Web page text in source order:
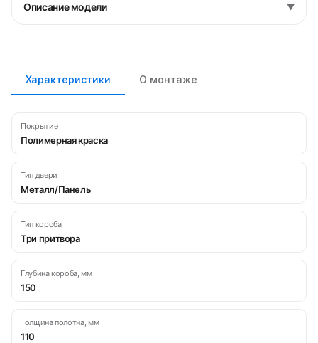
Описание модели ▼
Характеристики О монтаже
Покрытие
Полимерная краска
Тип двери
Металл/Панель
Тип короба
Три притвора
Глубина короба, мм
150
Толщина полотна, мм
110